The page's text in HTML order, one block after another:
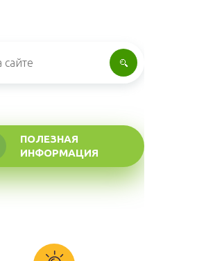
ПОЛЕЗНАЯ
ИНФОРМАЦИЯ